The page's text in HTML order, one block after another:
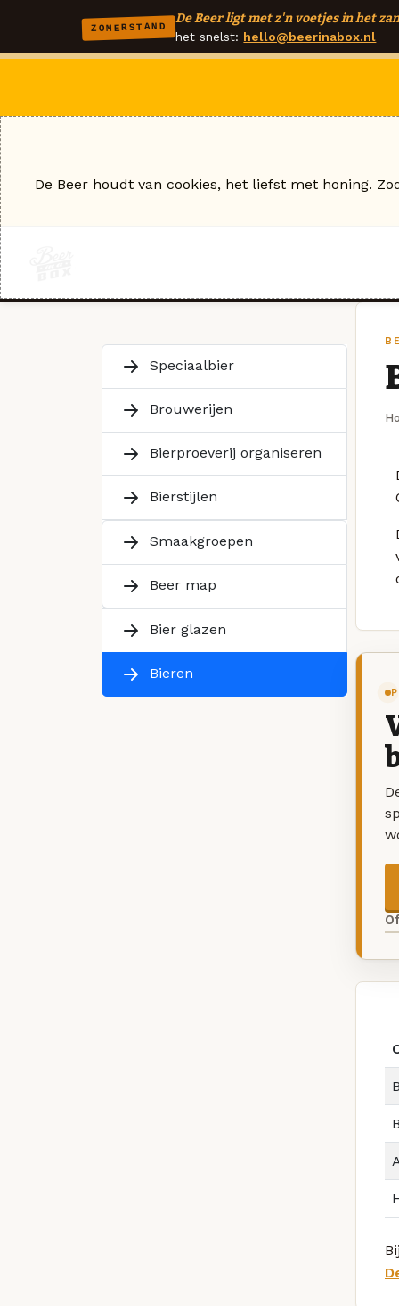
ZOMERSTAND
De Beer ligt met z'n voetjes in het
het snelst: hello@beerinabox.nl
Speciaalbier
Brouwerijen
Bierproeverij organiseren
Bierstijlen
Smaakgroepen
Beer map
Bier glazen
Bieren
De Beer houdt van cookies, het liefst met honing.